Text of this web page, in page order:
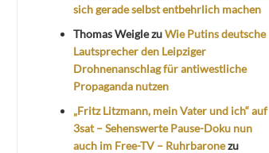
sich gerade selbst entbehrlich machen
Thomas WeiglezuWie Putins deutsche
Lautsprecher den Leipziger
Drohnenanschlag für antiwestliche
Propaganda nutzen
„Fritz Litzmann, mein Vater und ich“ auf
3sat – Sehenswerte Pause-Doku nun
auch im Free-TV – Ruhrbaronezu